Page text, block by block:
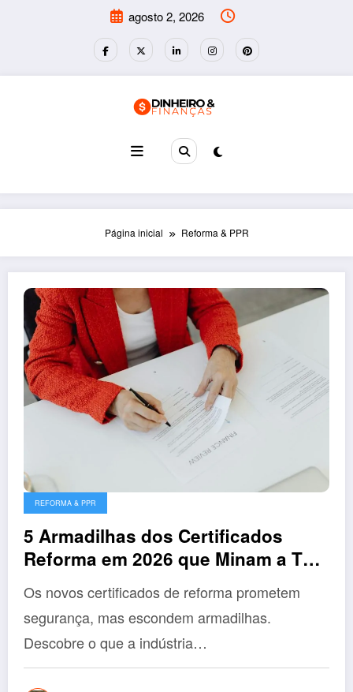
agosto 2, 2026
Página inicial Reforma & PPR
REFORMA & PPR
5 Armadilhas dos Certificados
Reforma em 2026 que Minam a Tua
Segurança
Os novos certificados de reforma prometem
segurança, mas escondem armadilhas.
Descobre o que a indústria…